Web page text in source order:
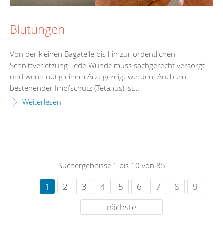
Blutungen
Von der kleinen Bagatelle bis hin zur ordentlichen
Schnittverletzung- jede Wunde muss sachgerecht versorgt
und wenn nötig einem Arzt gezeigt werden. Auch ein
bestehender Impfschutz (Tetanus) ist…
Weiterlesen
Suchergebnisse 1 bis 10 von 85
1 2 3 4 5 6 7 8
9
nächste